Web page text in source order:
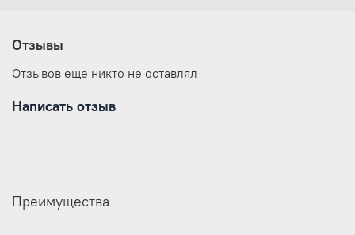
поддув холодного воздуха снаружи.
Отзывы
Отзывов еще никто не оставлял
Написать отзыв
Преимущества